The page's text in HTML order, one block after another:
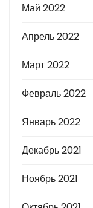
Май 2022
Апрель 2022
Март 2022
Февраль 2022
Январь 2022
Декабрь 2021
Ноябрь 2021